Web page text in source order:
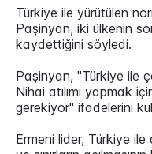
Türkiye ile yürütülen
Paşinyan, iki ülkenin
kaydettiğini söyledi.
Paşinyan, "Türkiye ile
Nihai atılımı yapmak
gerekiyor" ifadelerini
Ermeni lider, Türkiye ile